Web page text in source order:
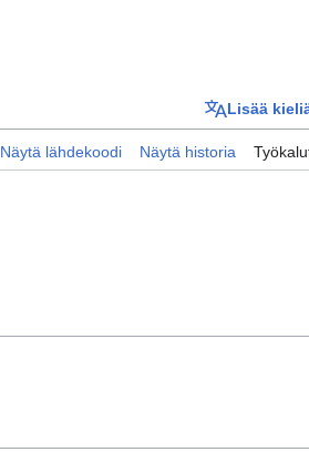
Lisää
Näytä lähdekoodi Näytä historia